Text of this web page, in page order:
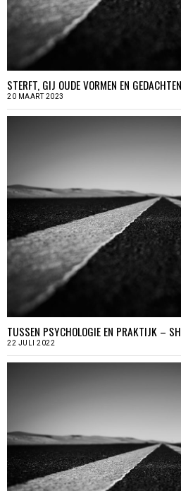
STERFT, GIJ OUDE VORMEN EN
20 MAART 2023
TUSSEN PSYCHOLOGIE EN PRAKTIJK –
22 JULI 2022